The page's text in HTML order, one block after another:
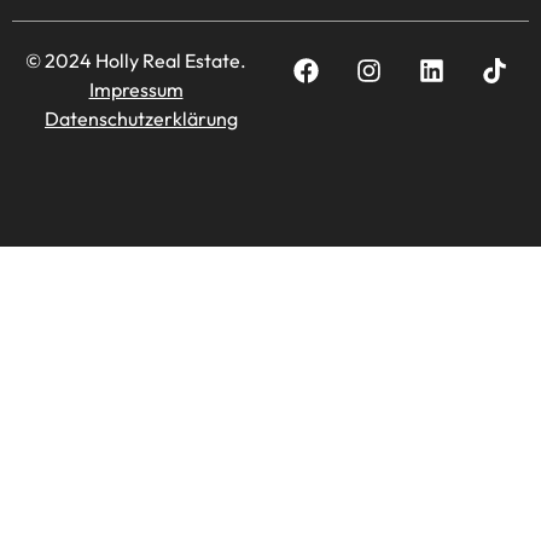
© 2024 Holly Real Estate.
Impressum
Datenschutzerklärung